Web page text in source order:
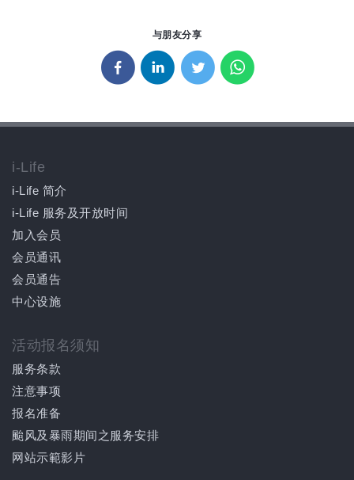
与朋友分享
i-Life
i-Life 简介
i-Life 服务及开放时间
加入会员
会员通讯
会员通告
中心设施
活动报名须知
服务条款
注意事项
报名准备
颱风及暴雨期间之服务安排
网站示範影片